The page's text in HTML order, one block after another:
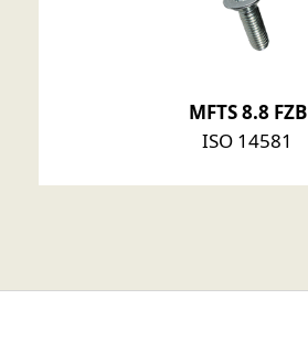
MFTS 8.8 FZB
ISO 14581